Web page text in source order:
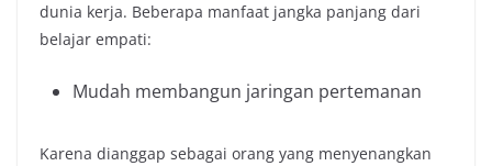
dunia kerja. Beberapa manfaat jangka panjang dari
belajar empati:
Mudah membangun jaringan pertemanan
Karena dianggap sebagai orang yang menyenangkan